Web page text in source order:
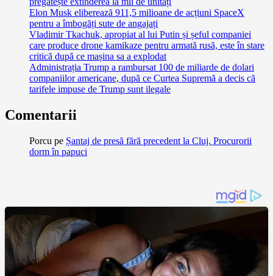
Elon Musk eliberează 911,5 milioane de acțiuni SpaceX
pentru a îmbogăți sute de angajați
Vladimir Tkachuk, apropiat al lui Putin și șeful companiei
care produce drone kamikaze pentru armată rusă, este în stare
critică după ce mașina sa a explodat
Administrația Trump a rambursat 100 de miliarde de dolari
companiilor americane, după ce Curtea Supremă a decis că
tarifele impuse de Trump sunt ilegale
Comentarii
Porcu pe Șantaj de presă fără precedent la Cluj. Procurorii
dorm în papuci